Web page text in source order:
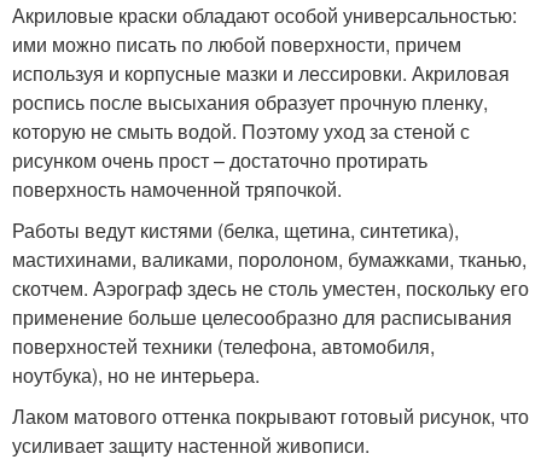
Акриловые краски обладают особой универсальностью:
ими можно писать по любой поверхности, причем
используя и корпусные мазки и лессировки. Акриловая
роспись после высыхания образует прочную пленку,
которую не смыть водой. Поэтому уход за стеной с
рисунком очень прост – достаточно протирать
поверхность намоченной тряпочкой.
Работы ведут кистями (белка, щетина, синтетика),
мастихинами, валиками, поролоном, бумажками, тканью,
скотчем. Аэрограф здесь не столь уместен, поскольку его
применение больше целесообразно для расписывания
поверхностей техники (телефона, автомобиля,
ноутбука), но не интерьера.
Лаком матового оттенка покрывают готовый рисунок, что
усиливает защиту настенной живописи.